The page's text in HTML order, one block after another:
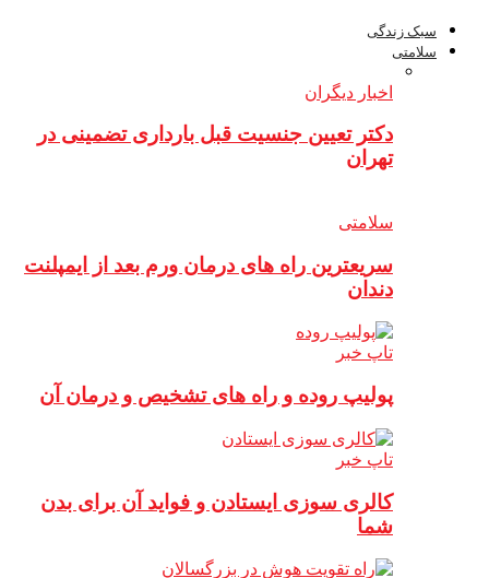
سبک زندگی
سلامتی
اخبار دیگران
دکتر تعیین جنسیت قبل بارداری تضمینی در
تهران
سلامتی
سریعترین راه های درمان ورم بعد از ایمپلنت
دندان
تاپ خبر
پولیپ روده و راه های تشخیص و درمان آن
تاپ خبر
کالری سوزی ایستادن و فواید آن برای بدن
شما